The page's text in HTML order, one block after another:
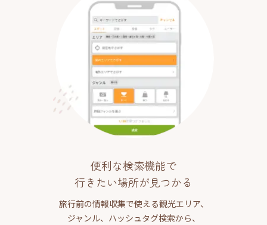
便利な検索機能で
行きたい場所が見つかる
旅行前の情報収集で使える観光エリア、
ジャンル、ハッシュタグ検索から、